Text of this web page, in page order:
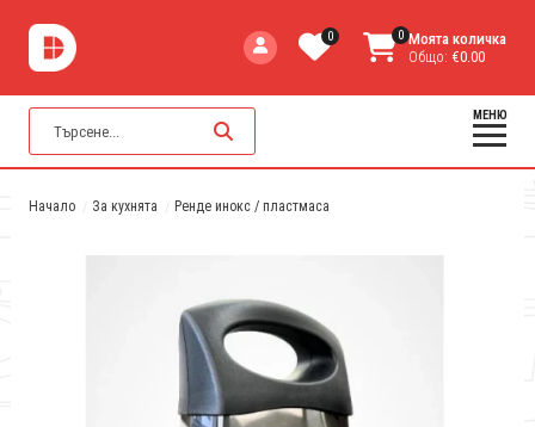
0 0 Моята количка
Общо: €0.00
МЕНЮ
Начало За кухнята Ренде инокс / пластмаса